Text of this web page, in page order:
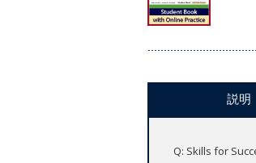
説明
Q: Skills for